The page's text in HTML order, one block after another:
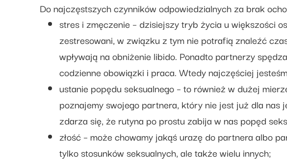
Do najczęstszych czynników odpowiedzialnych za brak
stres i zmęczenie – dzisiejszy tryb życia u większości
zestresowani, w związku z tym nie potrafią znaleźć
wpływają na obniżenie libido. Ponadto partnerzy
codzienne obowiązki i praca. Wtedy najczęściej
ustanie popędu seksualnego – to również w dużej
poznajemy swojego partnera, który nie jest już dla nas
zdarza się, że rutyna po prostu zabija w nas popęd
złość – może chowamy jakąś urazę do partnera albo
tylko stosunków seksualnych, ale także wielu innych;